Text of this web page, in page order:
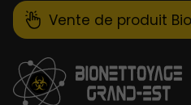
Vente de produit